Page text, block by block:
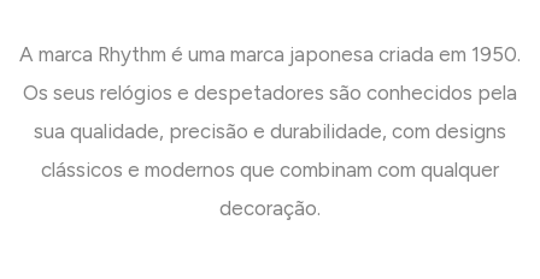
A marca Rhythm é uma marca japonesa criada em 1950.
Os seus relógios e despetadores são conhecidos pela
sua qualidade, precisão e durabilidade, com designs
clássicos e modernos que combinam com qualquer
decoração.